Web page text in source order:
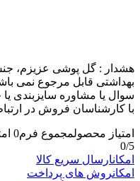
هشدار : گل پوشی عزیزم،
بهداشتی قابل مرجوع نمی
سوال یا مشاوره سایزبندی
با کارشناسان فروش در
امتیاز محصولمجموع فرم0
0/5
امکانارسال سریع کالا
امکانروش های پرداخت